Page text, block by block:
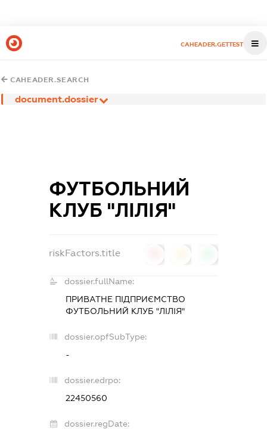
CAHEADER.GETTEST
CAHEADER.SEARCH
document.dossier
ФУТБОЛЬНИЙ
КЛУБ "ЛІЛІЯ"
riskFactors.title
dossier.fullName:
ПРИВАТНЕ ПІДПРИЄМСТВО
ФУТБОЛЬНИЙ КЛУБ "ЛІЛІЯ"
dossier.opfSubType:
-
dossier.edrpo:
22450560
dossier.regDate: